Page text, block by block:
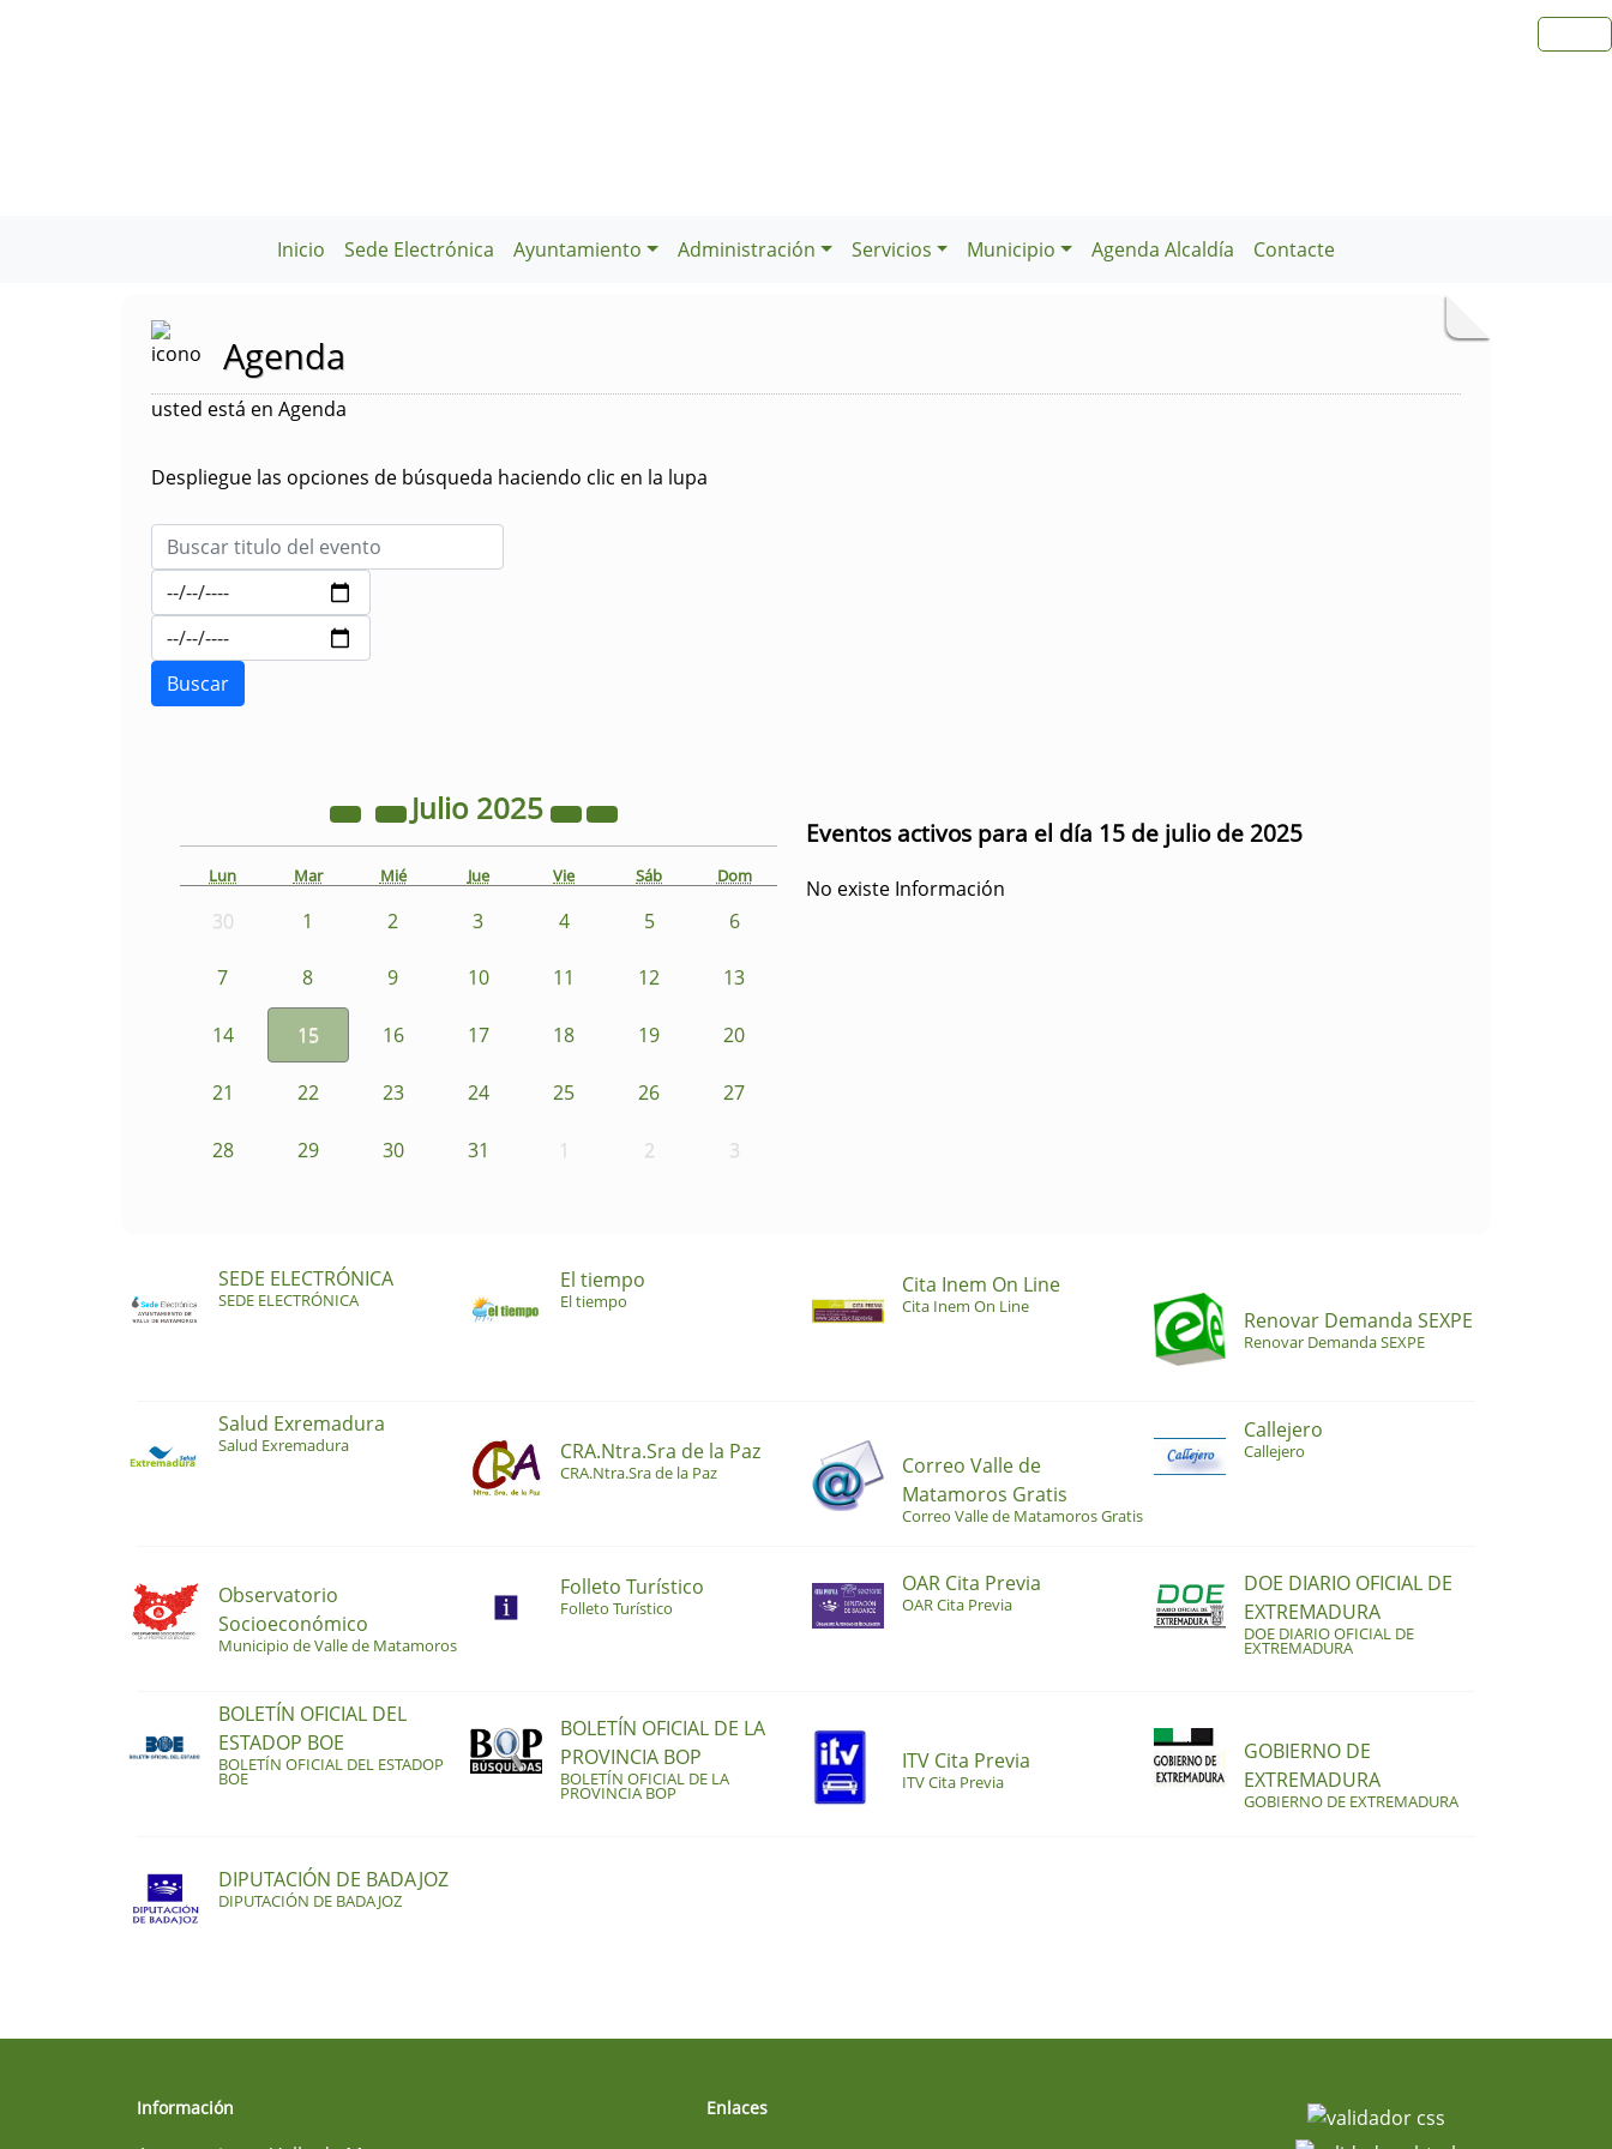
Inicio Sede Electrónica Ayuntamiento Administración Servicios Municipio Agenda Alcaldía Contacte
Agenda
usted está en Agenda
Despliegue las opciones de búsqueda haciendo clic en la lupa
Julio 2025
Lun Mar Mié Jue Vie Sáb Dom
30 1 2 3 4 5 6
7 8 9 10 11 12 13
14 15 16 17 18 19 20
21 22 23 24 25 26 27
28 29 30 31 1 2 3
Eventos activos para el día 15 de julio de 2025
No existe Información
SEDE ELECTRÓNICA
SEDE ELECTRÓNICA
El tiempo
El tiempo
Cita Inem On Line
Cita Inem On Line
Renovar Demanda SEXPE
Renovar Demanda SEXPE
Salud Exremadura
Salud Exremadura CRA.Ntra.Sra de la Paz
CRA.Ntra.Sra de la Paz
Correo Valle de
Matamoros Gratis
Correo Valle de Matamoros Gratis
Callejero
Callejero
Observatorio
Socioeconómico
Municipio de Valle de Matamoros
Folleto Turístico
Folleto Turístico
OAR Cita Previa
OAR Cita Previa
DOE DIARIO OFICIAL DE
EXTREMADURA
DOE DIARIO OFICIAL DE
EXTREMADURA
BOLETÍN OFICIAL DEL
ESTADOP BOE
BOLETÍN OFICIAL DEL ESTADOP
BOE
BOLETÍN OFICIAL DE LA
PROVINCIA BOP
BOLETÍN OFICIAL DE LA
PROVINCIA BOP
ITV Cita Previa
ITV Cita Previa
GOBIERNO DE
EXTREMADURA
GOBIERNO DE EXTREMADURA
DIPUTACIÓN DE BADAJOZ
DIPUTACIÓN DE BADAJOZ
Información Enlaces